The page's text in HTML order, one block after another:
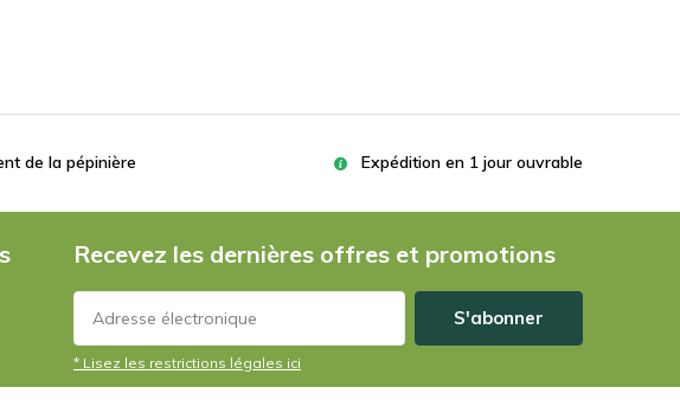
de la pépinière Expédition en 1 jour ouvrable
Recevez les dernières offres et promotions
S'abonner
* Lisez les restrictions légales ici